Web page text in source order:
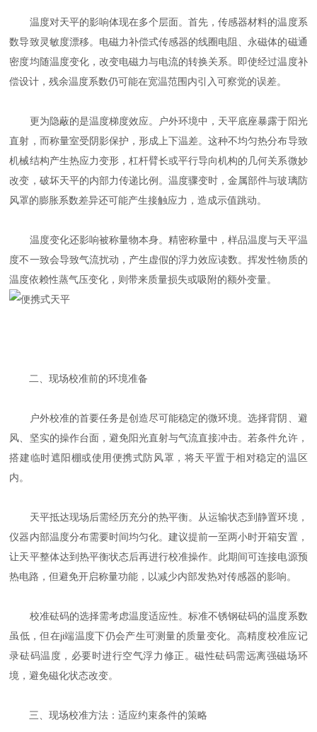
温度对天平的影响体现在多个层面。首先，传感器材料的温度系
数导致灵敏度漂移。电磁力补偿式传感器的线圈电阻、永磁体的磁通
密度均随温度变化，改变电磁力与电流的转换关系。即使经过温度补
偿设计，残余温度系数仍可能在宽温范围内引入可察觉的误差。
更为隐蔽的是温度梯度效应。户外环境中，天平底座暴露于阳光
直射，而称量室受阴影保护，形成上下温差。这种不均匀热分布导致
机械结构产生热应力变形，杠杆臂长或平行导向机构的几何关系微妙
改变，破坏天平的内部力传递比例。温度骤变时，金属部件与玻璃防
风罩的膨胀系数差异还可能产生接触应力，造成示值跳动。
温度变化还影响被称量物本身。精密称量中，样品温度与天平温
度不一致会导致气流扰动，产生虚假的浮力效应读数。挥发性物质的
温度依赖性蒸气压变化，则带来质量损失或吸附的额外变量。
二、现场校准前的环境准备
户外校准的首要任务是创造尽可能稳定的微环境。选择背阴、避
风、坚实的操作台面，避免阳光直射与气流直接冲击。若条件允许，
搭建临时遮阳棚或使用便携式防风罩，将天平置于相对稳定的温区
内。
天平抵达现场后需经历充分的热平衡。从运输状态到静置环境，
仪器内部温度分布需要时间均匀化。建议提前一至两小时开箱安置，
让天平整体达到热平衡状态后再进行校准操作。此期间可连接电源预
热电路，但避免开启称量功能，以减少内部发热对传感器的影响。
校准砝码的选择需考虑温度适应性。标准不锈钢砝码的温度系数
虽低，但在ji端温度下仍会产生可测量的质量变化。高精度校准应记
录砝码温度，必要时进行空气浮力修正。磁性砝码需远离强磁场环
境，避免磁化状态改变。
三、现场校准方法：适应约束条件的策略